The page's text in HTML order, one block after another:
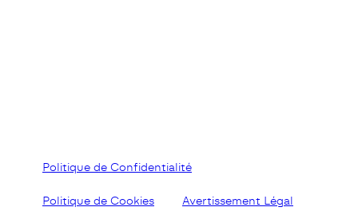
Politique de Confidentialité
Politique de Cookies Avertissement Légal